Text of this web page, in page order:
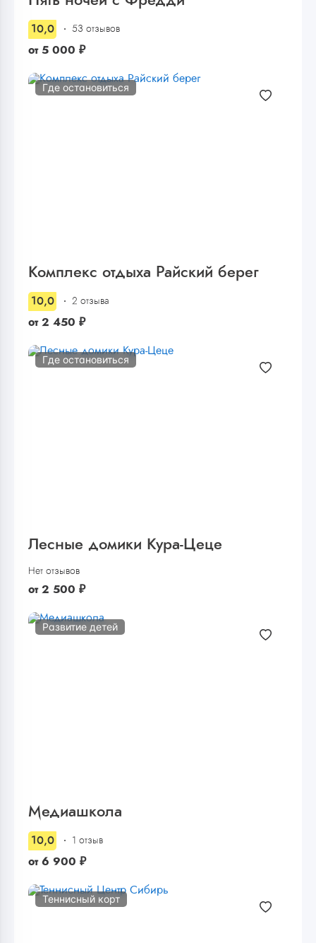
10,0 53 отзывов
от 5 000 ₽
Где остановиться
Комплекс отдыха Райский берег
10,0 2 отзыва
от 2 450 ₽
Где остановиться
Лесные домики Кура-Цеце
Нет отзывов
от 2 500 ₽
Развитие детей
Медиашкола
10,0 1 отзыв
от 6 900 ₽
Теннисный корт